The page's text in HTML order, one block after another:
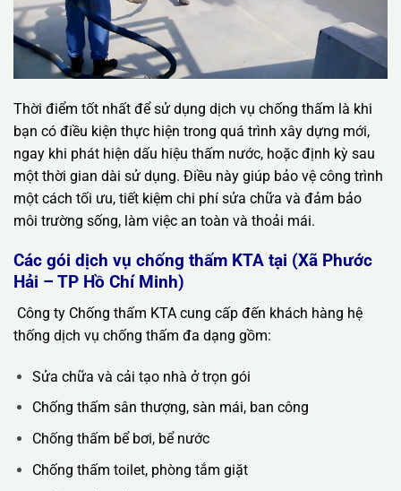
Thời điểm tốt nhất để sử dụng dịch vụ chống thấm là khi
bạn có điều kiện thực hiện trong quá trình xây dựng mới,
ngay khi phát hiện dấu hiệu thấm nước, hoặc định kỳ sau
một thời gian dài sử dụng. Điều này giúp bảo vệ công trình
một cách tối ưu, tiết kiệm chi phí sửa chữa và đảm bảo
môi trường sống, làm việc an toàn và thoải mái.
Các gói dịch vụ chống thấm KTA tại (Xã Phước
Hải – TP Hồ Chí Minh)
Công ty Chống thấm KTA cung cấp đến khách hàng hệ
thống dịch vụ chống thấm đa dạng gồm:
Sửa chữa và cải tạo nhà ở trọn gói
Chống thấm sân thượng, sàn mái, ban công
Chống thấm bể bơi, bể nước
Chống thấm toilet, phòng tắm giặt